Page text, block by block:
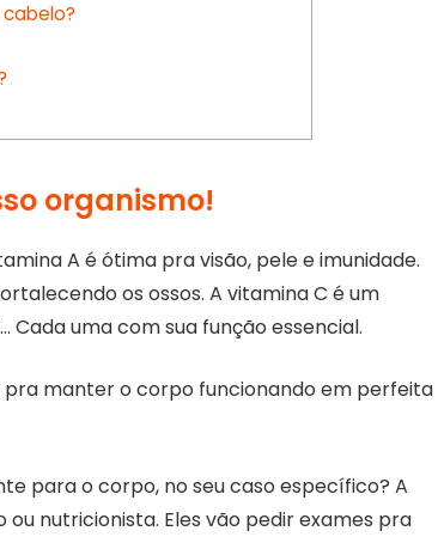
organismo!
A é ótima pra visão, pele e imunidade.
os ossos. A vitamina C é um
Cada uma com sua função essencial.
manter o corpo funcionando em perfeita
para o corpo, no seu caso específico? A
nutricionista. Eles vão pedir exames pra